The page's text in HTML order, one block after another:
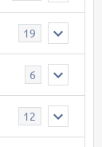
19
6
12